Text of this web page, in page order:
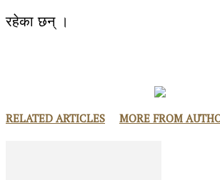
रहेका छन् ।
RELATED ARTICLES MORE FROM